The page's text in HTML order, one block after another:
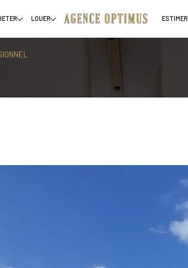
Terrains
LOUER
Maisons
ESTIMER
Voir les2annonces